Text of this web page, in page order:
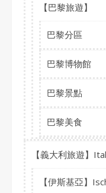
【巴黎旅遊】
巴黎分區
巴黎博物館
巴黎景點
巴黎美食
【義大利旅遊】
【伊斯基亞】